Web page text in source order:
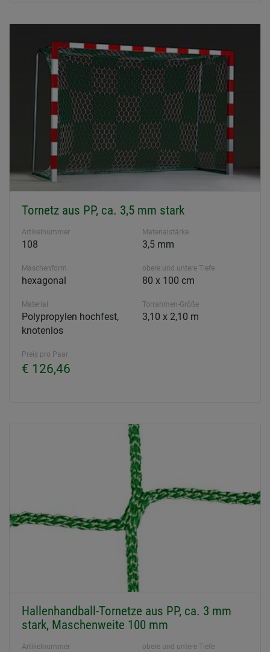
Tornetz aus PP, ca. 3,5 mm stark
Artikelnummer
108
Materialstärke
3,5 mm
Maschenform
hexagonal
obere und untere Tiefe
80 x 100 cm
Material
Polypropylen hochfest,
knotenlos
Torrahmen-Größe
3,10 x 2,10 m
Preis pro Paar
€ 126,46
Hallenhandball-Tornetze aus PP, ca. 3 mm
stark, Maschenweite 100 mm
Artikelnummer obere und untere Tiefe